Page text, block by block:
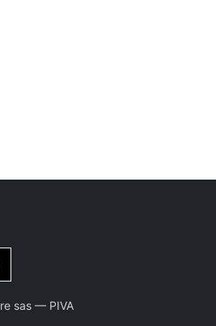
sas — PIVA